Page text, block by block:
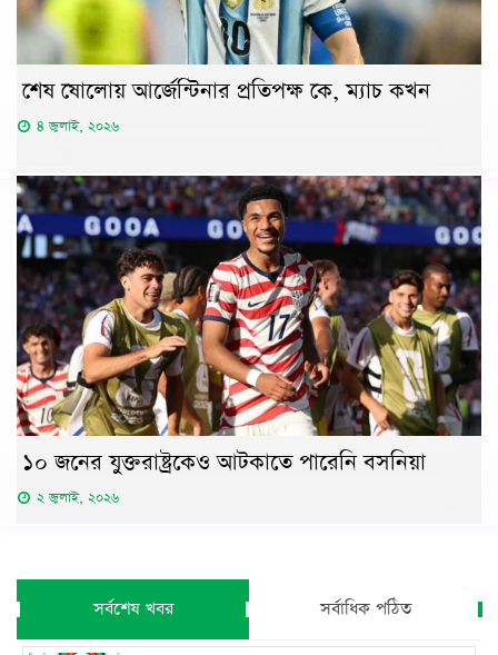
শেষ ষোলোয় আর্জেন্টিনার প্রতিপক্ষ কে, ম্যাচ কখন
৪ জুলাই, ২০২৬
১০ জনের যুক্তরাষ্ট্রকেও আটকাতে পারেনি বসনিয়া
২ জুলাই, ২০২৬
সর্বশেষ খবর সর্বাধিক পঠিত